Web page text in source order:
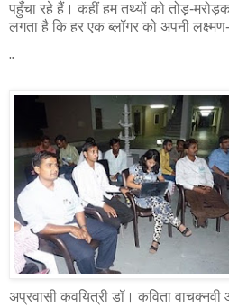
पहुँचा रहे हैं। कहीं हम तथ्यों को तोड़-
लगता है कि हर एक ब्लॉगर को अपनी
"
अप्रवासी कवयित्री डॉ। कविता